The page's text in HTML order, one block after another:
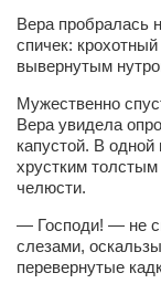
Игорь
Ольга
Оксана
Бизнес-
Вера пробралась
спичек:
вывернутым
Мужественно
Вера увидела
капустой. В
хрустким
челюсти.
— Господи! — не
слезами,
перевернутые